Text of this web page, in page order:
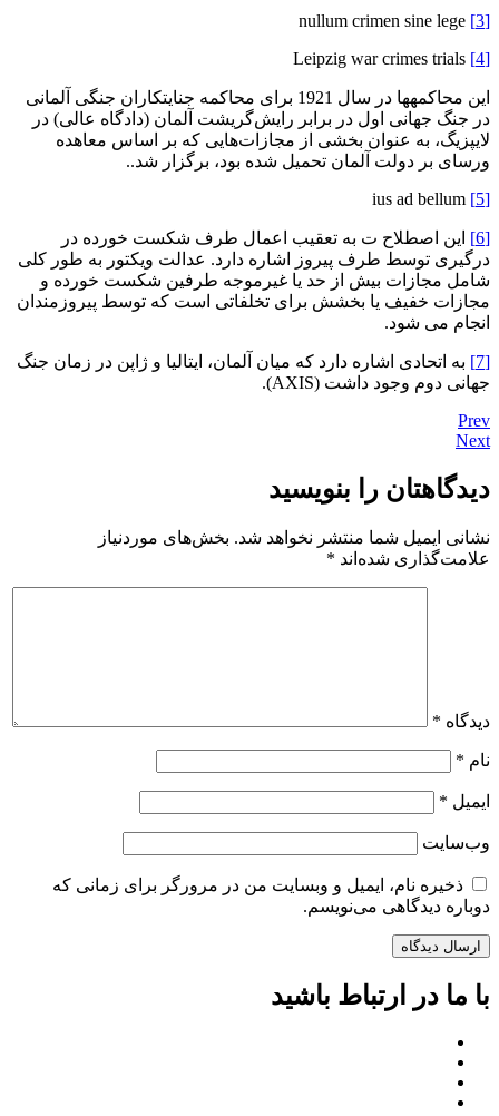
[3]
[4]
این محاکمه­ها در سال 1921 برای محاکمه جنایتکاران جنگی آلمانی
در جنگ جهانی اول در برابر رایش‌گریشت آلمان (دادگاه عالی) در
لایپزیگ، به عنوان بخشی از مجازات‌هایی که بر اساس معاهده
ورسای بر دولت آلمان تحمیل شده بود، برگزار شد..
[5]
[6]
این اصطلاح ت به تعقیب اعمال طرف شکست خورده در
درگیری توسط طرف پیروز اشاره دارد. عدالت ویکتور به طور کلی
شامل مجازات بیش از حد یا غیرموجه طرفین شکست خورده و
مجازات خفیف یا بخشش برای تخلفاتی است که توسط پیروزمندان
انجام می شود.
[7]
به اتحادی اشاره دارد که میان آلمان، ایتالیا و ژاپن در زمان جنگ
جهانی دوم وجود داشت (AXIS).
Prev
Next
دیدگاهتان را بنویسید
نشانی ایمیل شما منتشر نخواهد شد. بخش‌های موردنیاز
علامت‌گذاری شده‌اند *
دیدگاه *
نام *
ایمیل *
وب‌سایت
ذخیره نام، ایمیل و وبسایت من در مرورگر برای زمانی که
دوباره دیدگاهی می‌نویسم.
با ما در ارتباط باشید